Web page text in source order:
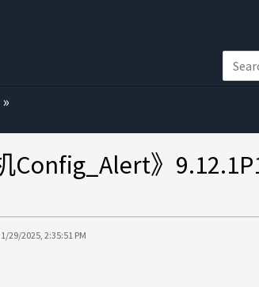
Config_Alert》
1/29/2025, 2:35:51 PM